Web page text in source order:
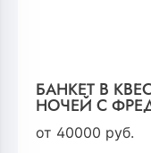
БАНКЕТ В
НОЧЕЙ С
от 40000 руб.